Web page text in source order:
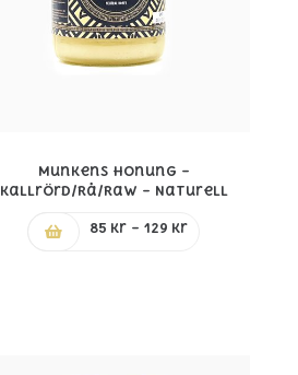
Munkens Honung –
Kallrörd/Rå/Raw – Naturell
85 kr – 129 krPrisintervall: